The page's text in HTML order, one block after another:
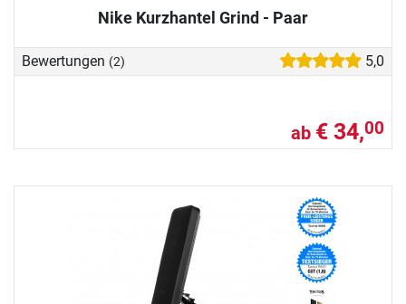
Nike Kurzhantel Grind - Paar
Bewertungen (2) 5,0
ab € 34,00